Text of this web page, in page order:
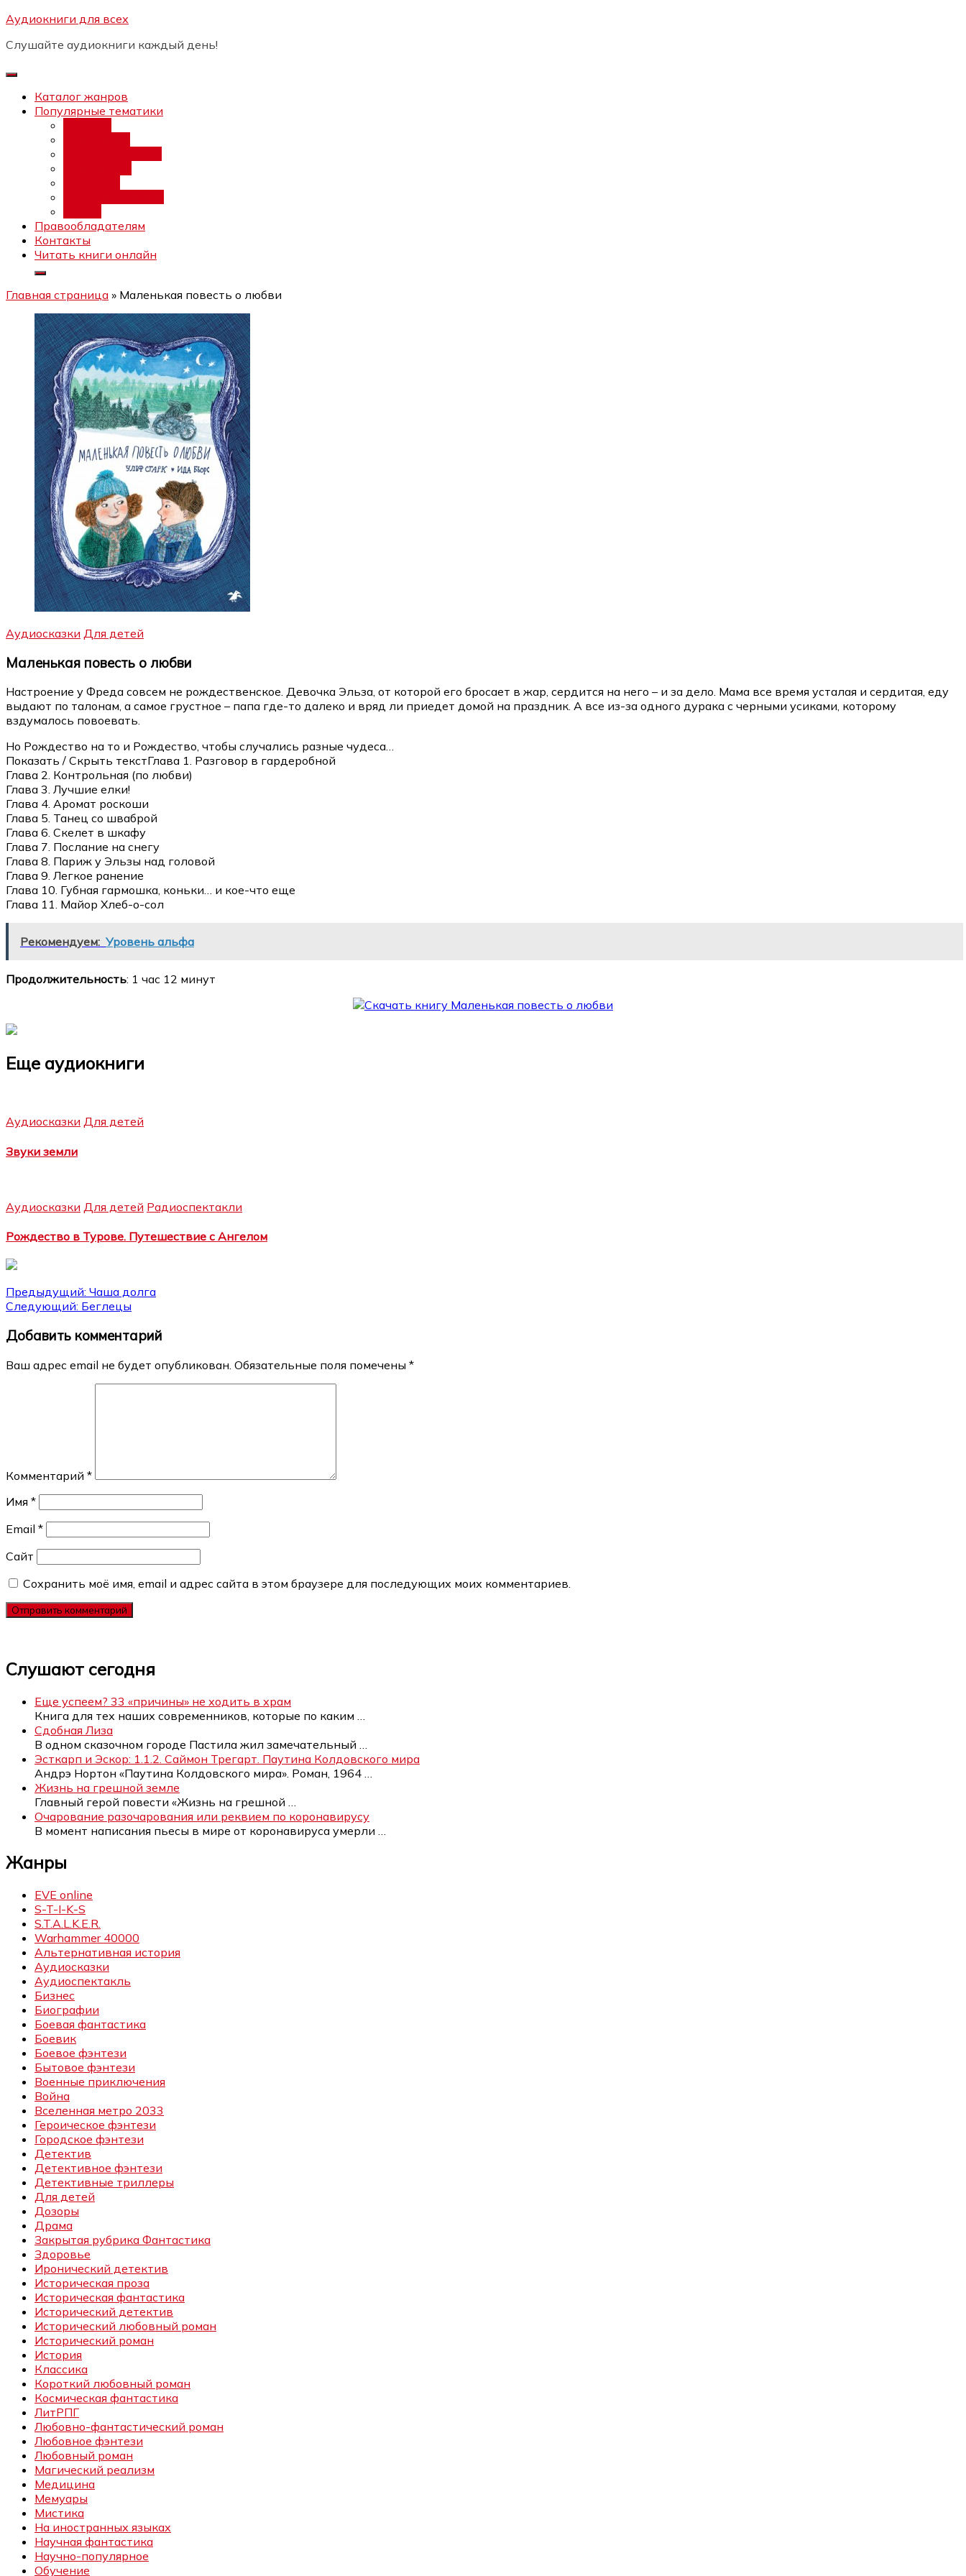
Перейти
содержимому
Аудиокниги для всех
Слушайте аудиокниги каждый день!
Каталог жанров
Популярные тематики
Правообладателям
Контакты
Читать книги онлайн
Главная страница » Маленькая повесть о любви
Аудиосказки Для детей
Маленькая повесть о любви
Настроение у Фреда совсем не рождественское. Девочка Эльза, от которой его бросает в жар, сердится на него – и за дело. Мама все время усталая и сердитая, еду
выдают по талонам, а самое грустное – папа где-то далеко и вряд ли приедет домой на праздник. А все из-за одного дурака с черными усиками, которому
вздумалось повоевать.
Но Рождество на то и Рождество, чтобы случались разные чудеса…
Показать / Скрыть текстГлава 1. Разговор в гардеробной
Глава 2. Контрольная (по любви)
Глава 3. Лучшие елки!
Глава 4. Аромат роскоши
Глава 5. Танец со шваброй
Глава 6. Скелет в шкафу
Глава 7. Послание на снегу
Глава 8. Париж у Эльзы над головой
Глава 9. Легкое ранение
Глава 10. Губная гармошка, коньки… и кое-что еще
Глава 11. Майор Хлеб-о-сол
Рекомендуем: Уровень альфа
Продолжительность: 1 час 12 минут
Еще аудиокниги
Аудиосказки Для детей
Звуки земли
Аудиосказки Для детей Радиоспектакли
Рождество в Турове. Путешествие с Ангелом
Навигация
по
записям
Предыдущий: Чаша долга
Следующий: Беглецы
Добавить комментарий
Ваш адрес email не будет опубликован. Обязательные поля помечены *
Комментарий *
Имя *
Email *
Сайт
Сохранить моё имя, email и адрес сайта в этом браузере для последующих моих комментариев.
Слушают сегодня
Еще успеем? 33 «причины» не ходить в храм
Книга для тех наших современников, которые по каким
Сдобная Лиза
В одном сказочном городе Пастила жил замечательный
Эсткарп и Эскор: 1.1.2. Саймон Трегарт. Паутина Колдовского мира
Андрэ Нортон «Паутина Колдовского мира». Роман, 1964
Жизнь на грешной земле
Главный герой повести «Жизнь на грешной
Очарование разочарования или реквием по коронавирусу
В момент написания пьесы в мире от коронавируса умерли
Жанры
EVE online
S-T-I-K-S
S.T.A.L.K.E.R.
Warhammer 40000
Альтернативная история
Аудиосказки
Аудиоспектакль
Бизнес
Биографии
Боевая фантастика
Боевик
Боевое фэнтези
Бытовое фэнтези
Военные приключения
Война
Вселенная метро 2033
Героическое фэнтези
Городское фэнтези
Детектив
Детективное фэнтези
Детективные триллеры
Для детей
Дозоры
Драма
Закрытая рубрика Фантастика
Здоровье
Иронический детектив
Историческая проза
Историческая фантастика
Исторический детектив
Исторический любовный роман
Исторический роман
История
Классика
Короткий любовный роман
Космическая фантастика
ЛитРПГ
Любовно-фантастический роман
Любовное фэнтези
Любовный роман
Магический реализм
Медицина
Мемуары
Мистика
На иностранных языках
Научная фантастика
Научно-популярное
Обучение